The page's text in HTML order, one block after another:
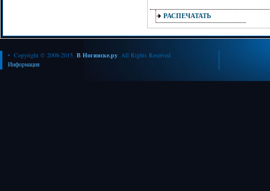
РАСПЕЧАТАТЬ
• Copyright © 2008-2015. В Ногинске.ру. All Rights Reserved
Информация